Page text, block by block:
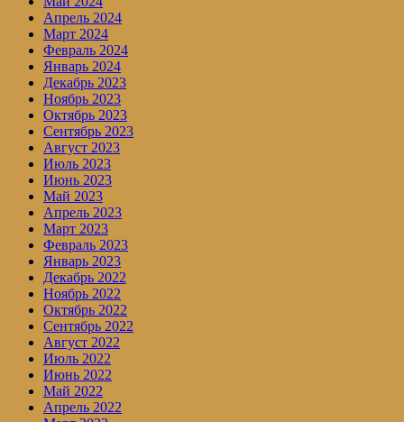
Апрель 2024
Март 2024
Февраль 2024
Январь 2024
Декабрь 2023
Ноябрь 2023
Октябрь 2023
Сентябрь 2023
Август 2023
Июль 2023
Июнь 2023
Май 2023
Апрель 2023
Март 2023
Февраль 2023
Январь 2023
Декабрь 2022
Ноябрь 2022
Октябрь 2022
Сентябрь 2022
Август 2022
Июль 2022
Июнь 2022
Май 2022
Апрель 2022